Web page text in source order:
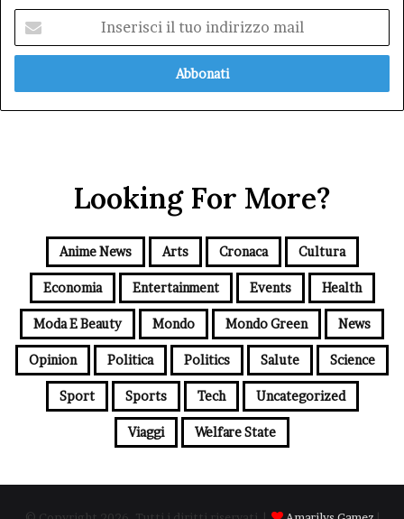
tuo
mail
Looking For More?
Anime News Arts Cronaca Cultura
Economia Entertainment Events Health
Moda E Beauty Mondo Mondo Green News
Opinion Politica Politics Salute Science
Sport Sports Tech Uncategorized
Viaggi Welfare State